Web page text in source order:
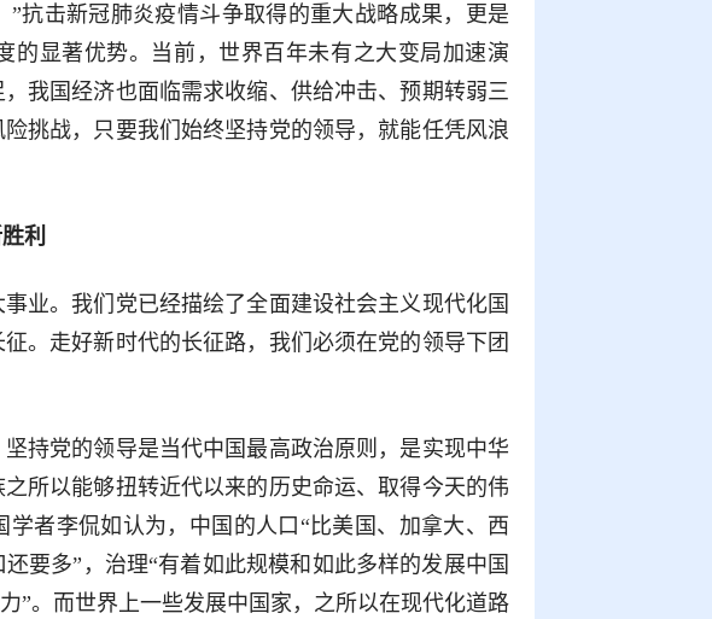
抗击新冠肺炎疫情斗争取得的重大战略成果，更是
的显著优势。当前，世界百年未有之大变局加速演
我国经济也面临需求收缩、供给冲击、预期转弱三
挑战，只要我们始终坚持党的领导，就能任凭风浪
利
业。我们党已经描绘了全面建设社会主义现代化国
。走好新时代的长征路，我们必须在党的领导下团
坚持党的领导是当代中国最高政治原则，是实现中华
所以能够扭转近代以来的历史命运、取得今天的伟
者李侃如认为，中国的人口“比美国、加拿大、西
要多”，治理“有着如此规模和如此多样的发展中国
”。而世界上一些发展中国家，之所以在现代化道路